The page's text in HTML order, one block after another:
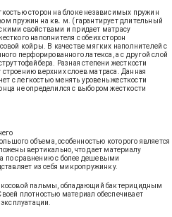
сторон на блоке независимых пружин
пружин на кв. м. (гарантирует длительный
свойствами и придает матрасу
наполнителя с обеих сторон
койры. В качестве мягких наполнителей с
перфорированного латекса, а с другой слой
Разная степени жесткости
верхних слоев матраса. Данная
с легкостью менять уровень жесткости
не определился с выбором жесткости
объема, особенностью которого является
вертикально, что дает материалу
по сравнению с более дешевыми
из себя микропружинку.
пальмы, обладающий бактерицидным
плотностью материал обеспечивает